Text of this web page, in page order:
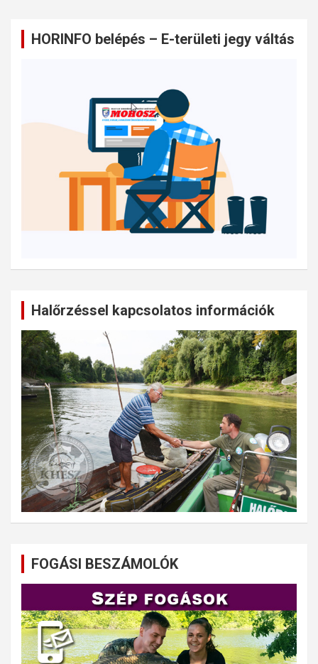
HORINFO belépés – E-területi jegy váltás
Halőrzéssel kapcsolatos információk
FOGÁSI BESZÁMOLÓK